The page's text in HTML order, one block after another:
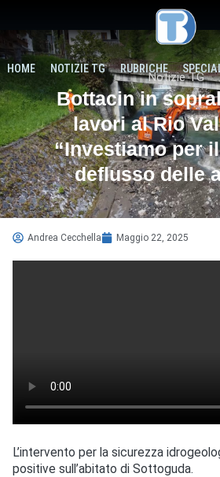
HOME NOTIZIE TG RUBRICHE
Notizie TG
Bottacin in
lavori al Rio
“Investiamo per
deflusso delle
Andrea Cecchella Maggio 22, 2025
L’intervento per la sicurezza
positive sull’abitato di Sottoguda.